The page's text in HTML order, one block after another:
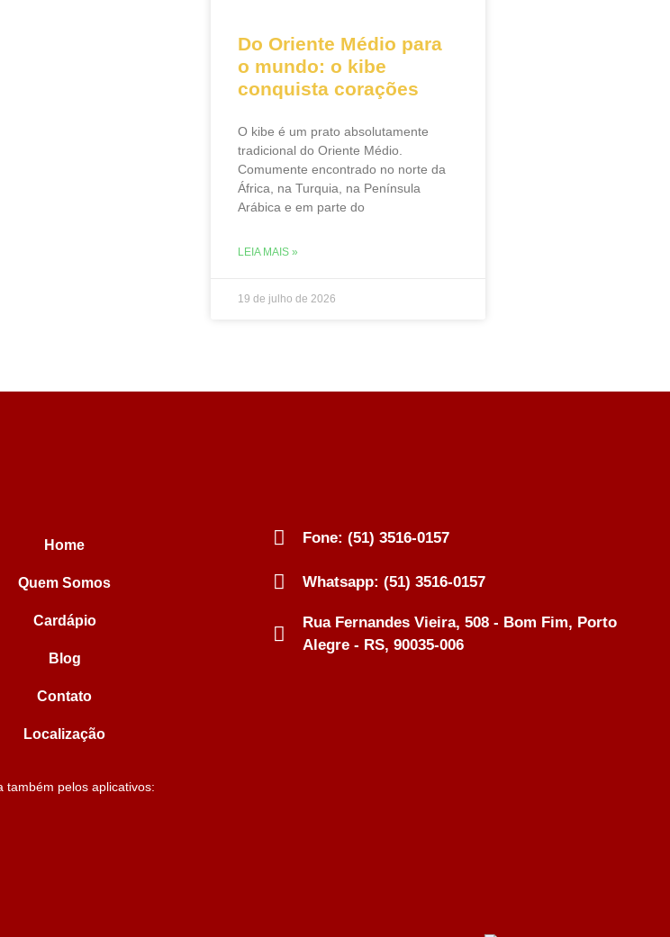
Do Oriente Médio para
o mundo: o kibe
conquista corações
O kibe é um prato absolutamente
tradicional do Oriente Médio.
Comumente encontrado no norte da
África, na Turquia, na Península
Arábica e em parte do
LEIA MAIS »
19 de julho de 2026
Home
Quem Somos
Cardápio
Blog
Contato
Localização
Fone: (51) 3516-0157
Whatsapp: (51) 3516-0157
Rua Fernandes Vieira, 508 - Bom Fim, Porto
Alegre - RS, 90035-006
também pelos aplicativos: